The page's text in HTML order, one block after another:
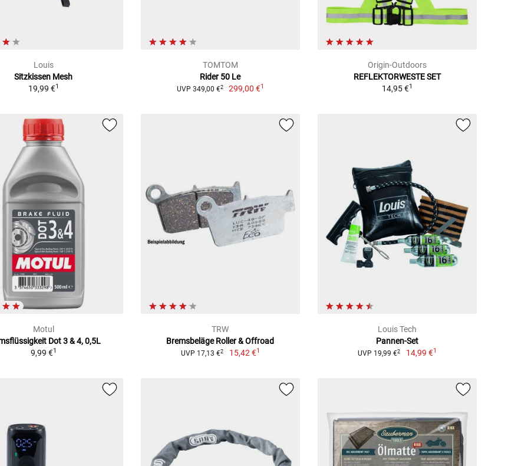
Louis
Sitzkissen Mesh
19,99 €1
TOMTOM
Rider 50 Le
UVP 349,00 €2 299,00 €1
Origin-Outdoors
REFLEKTORWESTE SET
14,95 €1
Motul
Dot 3 & 4, 0,5L
9,99 €1
TRW
Bremsbeläge Roller & Offroad
UVP 17,13 €2 15,42 €1
Louis Tech
Pannen-Set
UVP 19,99 €2 14,99 €1